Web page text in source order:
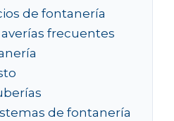
de fontanería
frecuentes
de fontanería